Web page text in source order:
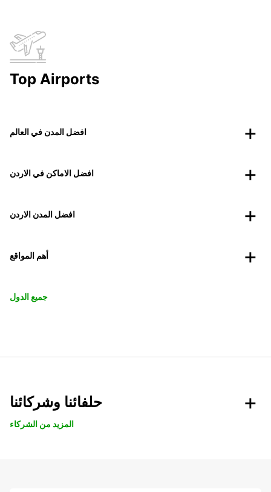
Top Airports
افضل المدن في العالم
افضل الاماكن في الاردن
افضل المدن الاردن
أهم المواقع
جميع الدول
حلفائنا وشركائنا
المزيد من الشركاء